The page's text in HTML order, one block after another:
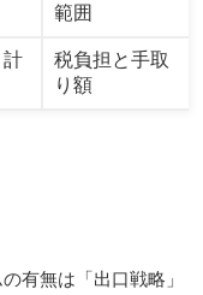
範囲
計
税負担と手取
り額
有無は「出口戦略」